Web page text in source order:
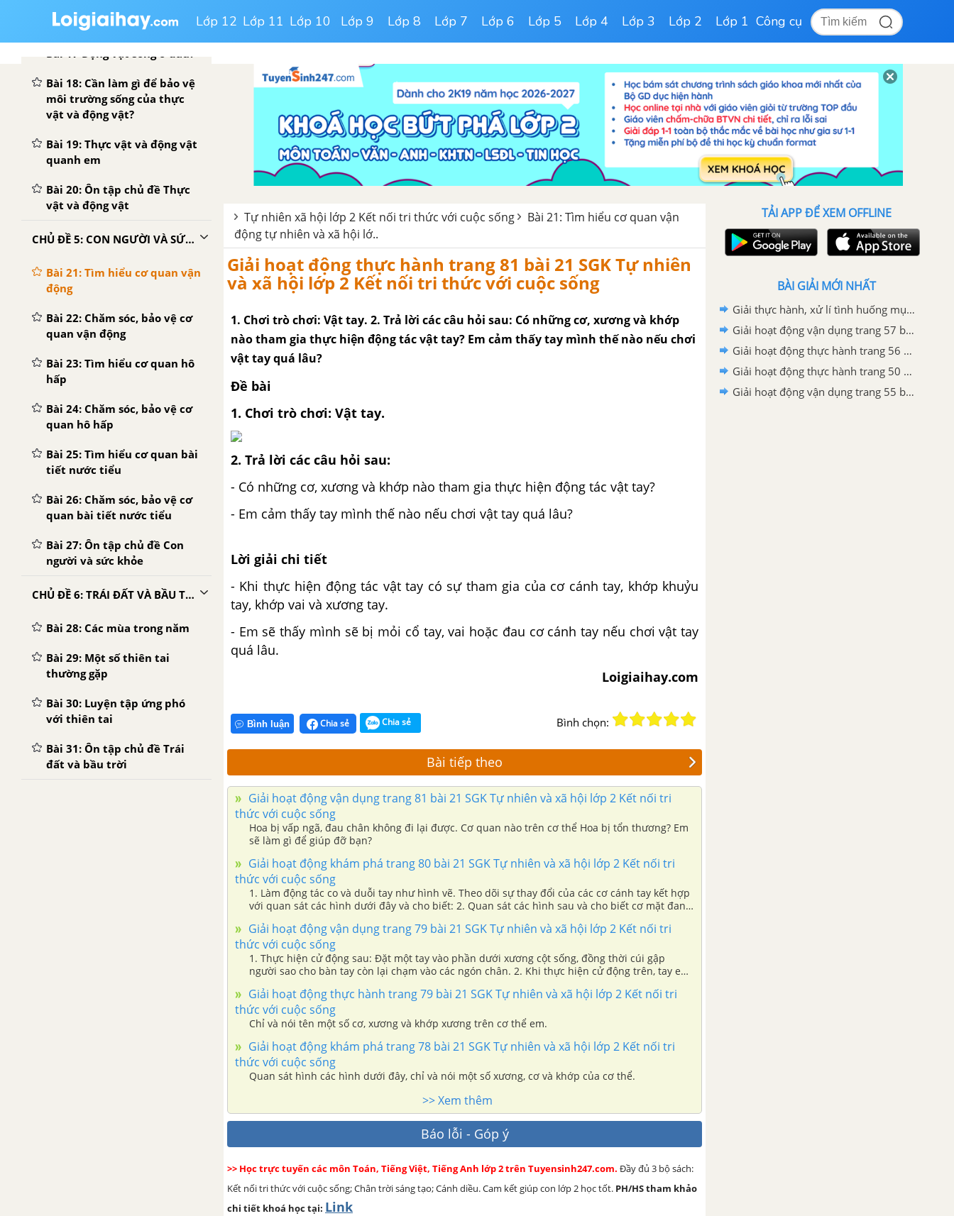
Lớp 12 Lớp 11 Lớp 10 Lớp 9 Lớp 8 Lớp 7 Lớp 6 Lớp 5 Lớp 4 Lớp 3 Lớp 2 Lớp 1 Công cụ
Bài 16 Thực vật sống ở đâu?
Bài 17 Động vật sống ở đâu?
Bài 18: Cần làm gì để bảo vệ
môi trường sống của thực
vật và động vật?
Bài 19: Thực vật và động vật
quanh em
Bài 20: Ôn tập chủ đề Thực
vật và động vật
CHỦ ĐỀ 5: CON NGƯỜI VÀ SỨC KHỎE
Bài 21: Tìm hiểu cơ quan vận
động
Bài 22: Chăm sóc, bảo vệ cơ
quan vận động
Bài 23: Tìm hiểu cơ quan hô
hấp
Bài 24: Chăm sóc, bảo vệ cơ
quan hô hấp
Bài 25: Tìm hiểu cơ quan bài
tiết nước tiểu
Bài 26: Chăm sóc, bảo vệ cơ
quan bài tiết nước tiểu
Bài 27: Ôn tập chủ đề Con
người và sức khỏe
CHỦ ĐỀ 6: TRÁI ĐẤT VÀ BẦU TRỜI
Bài 28: Các mùa trong năm
Bài 29: Một số thiên tai
thường gặp
Bài 30: Luyện tập ứng phó
với thiên tai
Bài 31: Ôn tập chủ đề Trái
đất và bầu trời
Tự nhiên xã hội lớp 2 Kết nối tri thức với cuộc sống
Bài 21: Tìm hiểu cơ quan vận
động tự nhiên và xã hội lớ..
Giải hoạt động thực hành trang 81 bài 21 SGK Tự nhiên
và xã hội lớp 2 Kết nối tri thức với cuộc sống
1. Chơi trò chơi: Vật tay. 2. Trả lời các câu hỏi sau: Có những cơ, xương và khớp
nào tham gia thực hiện động tác vật tay? Em cảm thấy tay mình thế nào nếu chơi
vật tay quá lâu?
Đề bài
1. Chơi trò chơi: Vật tay.
2. Trả lời các câu hỏi sau:
- Có những cơ, xương và khớp nào tham gia thực hiện động tác vật tay?
- Em cảm thấy tay mình thế nào nếu chơi vật tay quá lâu?
Lời giải chi tiết
- Khi thực hiện động tác vật tay có sự tham gia của cơ cánh tay, khớp khuỷu
tay, khớp vai và xương tay.
- Em sẽ thấy mình sẽ bị mỏi cổ tay, vai hoặc đau cơ cánh tay nếu chơi vật tay
quá lâu.
Loigiaihay.com
Bình luận Chia sẻ Chia sẻ Bình chọn:
Bài tiếp theo
Giải hoạt động vận dụng trang 81 bài 21 SGK Tự nhiên và xã hội lớp 2 Kết nối tri
thức với cuộc sống
Hoa bị vấp ngã, đau chân không đi lại được. Cơ quan nào trên cơ thể Hoa bị tổn thương? Em
sẽ làm gì để giúp đỡ bạn?
Giải hoạt động khám phá trang 80 bài 21 SGK Tự nhiên và xã hội lớp 2 Kết nối tri
thức với cuộc sống
1. Làm động tác co và duỗi tay như hình vẽ. Theo dõi sự thay đổi của các cơ cánh tay kết hợp
với quan sát các hình dưới đây và cho biết: 2. Quan sát các hình sau và cho biết cơ mặt đang
Giải hoạt động vận dụng trang 79 bài 21 SGK Tự nhiên và xã hội lớp 2 Kết nối tri
thức với cuộc sống
1. Thực hiện cử động sau: Đặt một tay vào phần dưới xương cột sống, đồng thời cúi gập
người sao cho bàn tay còn lại chạm vào các ngón chân. 2. Khi thực hiện cử động trên, tay em
các khớp.
Giải hoạt động thực hành trang 79 bài 21 SGK Tự nhiên và xã hội lớp 2 Kết nối tri
thức với cuộc sống
Chỉ và nói tên một số cơ, xương và khớp xương trên cơ thể em.
Giải hoạt động khám phá trang 78 bài 21 SGK Tự nhiên và xã hội lớp 2 Kết nối tri
thức với cuộc sống
Quan sát hình các hình dưới đây, chỉ và nói một số xương, cơ và khớp của cơ thể.
>> Xem thêm
Báo lỗi - Góp ý
>> Học trực tuyến các môn Toán, Tiếng Việt, Tiếng Anh lớp 2 trên Tuyensinh247.com. Đầy đủ 3 bộ sách:
Kết nối tri thức với cuộc sống; Chân trời sáng tạo; Cánh diều. Cam kết giúp con lớp 2 học tốt. PH/HS tham khảo
chi tiết khoá học tại: Link
TẢI APP ĐỂ XEM OFFLINE
BÀI GIẢI MỚI NHẤT
Giải thực hành, xử lí tình huống mục II trang 33 bài 6 SGK Tự nhiên và xã hội lớp 2 Cánh Diều
Giải hoạt động vận dụng trang 57 bài 15 SGK Tự nhiên và xã hội lớp 2 Kết nối tri thức
Giải hoạt động thực hành trang 56 bài 15 SGK Tự nhiên và xã hội lớp 2 Kết nối tri thức
Giải hoạt động thực hành trang 50 bài 13 SGK Tự nhiên và xã hội lớp 2 Kết nối tri thức
Giải hoạt động vận dụng trang 55 bài 14 SGK Tự nhiên và xã hội lớp 2 Kết nối tri thức